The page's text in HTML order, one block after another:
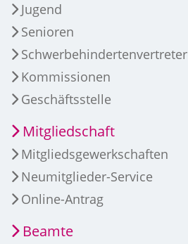
Jugend
Senioren
Schwerbehindertenvertreter
Kommissionen
Geschäftsstelle
Mitgliedschaft
Mitgliedsgewerkschaften
Neumitglieder-Service
Online-Antrag
Beamte